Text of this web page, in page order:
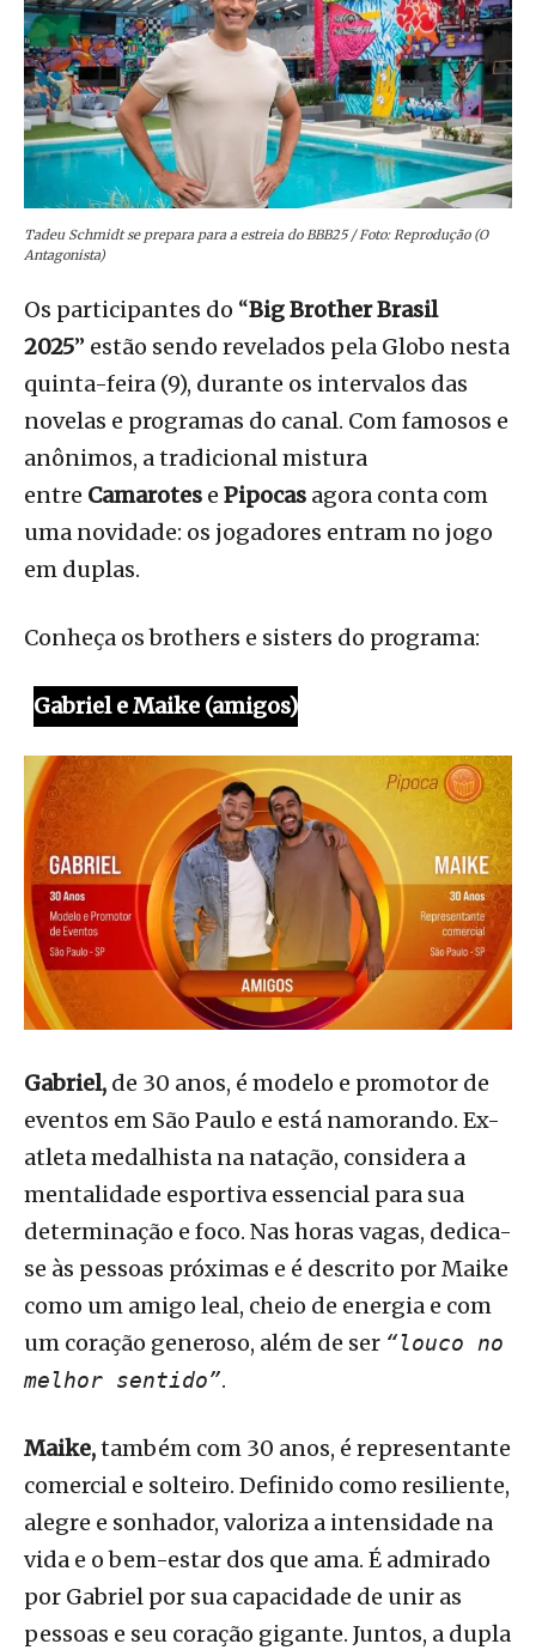
Tadeu Schmidt se prepara para a estreia do BBB25 / Foto: Reprodução (O
Antagonista)
Os participantes do “Big Brother Brasil
2025” estão sendo revelados pela Globo nesta
quinta-feira (9), durante os intervalos das
novelas e programas do canal. Com famosos e
anônimos, a tradicional mistura
entre Camarotes e Pipocas agora conta com
uma novidade: os jogadores entram no jogo
em duplas.
Conheça os brothers e sisters do programa:
Gabriel e Maike (amigos)
Gabriel, de 30 anos, é modelo e promotor de
eventos em São Paulo e está namorando. Ex-
atleta medalhista na natação, considera a
mentalidade esportiva essencial para sua
determinação e foco. Nas horas vagas, dedica-
se às pessoas próximas e é descrito por Maike
como um amigo leal, cheio de energia e com
um coração generoso, além de ser “louco no
melhor sentido”.
Maike,também com 30 anos, é representante
comercial e solteiro. Definido como resiliente,
alegre e sonhador, valoriza a intensidade na
vida e o bem-estar dos que ama. É admirado
por Gabriel por sua capacidade de unir as
pessoas e seu coração gigante. Juntos, a dupla